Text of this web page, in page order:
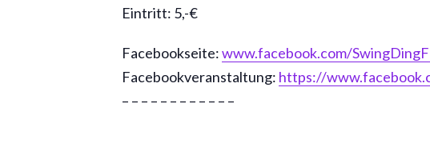
Eintritt: 5,-€
Facebookseite:www.facebook.com/
Facebookveranstaltung: https://
– – – – – – – – – – – –